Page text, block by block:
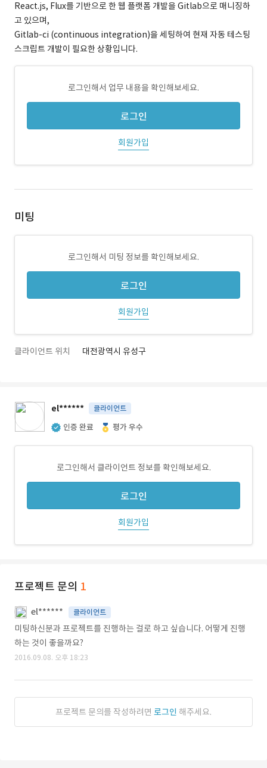
React.js, Flux를 기반으로 한 웹 플랫폼 개발을 Gitlab으로 매니징하
고 있으며,
Gitlab-ci (continuous integration)을 세팅하여 현재 자동 테스팅
스크립트 개발이 필요한 상황입니다.
로그인해서 업무 내용을 확인해보세요.
로그인
회원가입
미팅
로그인해서 미팅 정보를 확인해보세요.
로그인
회원가입
클라이언트 위치 대전광역시 유성구
el****** 클라이언트
인증 완료 평가 우수
로그인해서 클라이언트 정보를 확인해보세요.
로그인
회원가입
프로젝트 문의 1
el****** 클라이언트
미팅하신분과 프로젝트를 진행하는 걸로 하고 싶습니다. 어떻게 진행
하는 것이 좋을까요?
2016.09.08. 오후 18:23
프로젝트 문의를 작성하려면 로그인 해주세요.